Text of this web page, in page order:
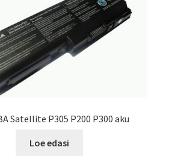
Satellite P305 P200 P300 aku
Loe edasi